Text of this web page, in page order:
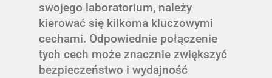
swojego laboratorium, należy
kierować się kilkoma kluczowymi
cechami. Odpowiednie połączenie
tych cech może znacznie zwiększyć
bezpieczeństwo i wydajność